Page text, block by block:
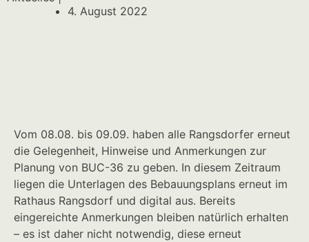
4. August 2022
Vom 08.08. bis 09.09. haben alle Rangsdorfer erneut
die Gelegenheit, Hinweise und Anmerkungen zur
Planung von BUC-36 zu geben. In diesem Zeitraum
liegen die Unterlagen des Bebauungsplans erneut im
Rathaus Rangsdorf und digital aus. Bereits
eingereichte Anmerkungen bleiben natürlich erhalten
– es ist daher nicht notwendig, diese erneut